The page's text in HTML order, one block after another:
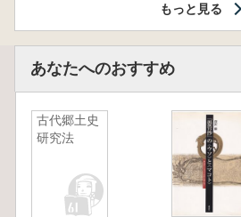
もっと見る
あなたへのおすすめ
古代郷土史
研究法